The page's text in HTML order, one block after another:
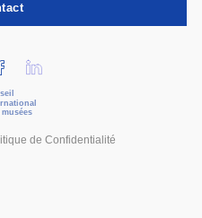
musées
de Confidentialité